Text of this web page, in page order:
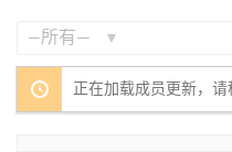
阅
正在加载成员更新，请